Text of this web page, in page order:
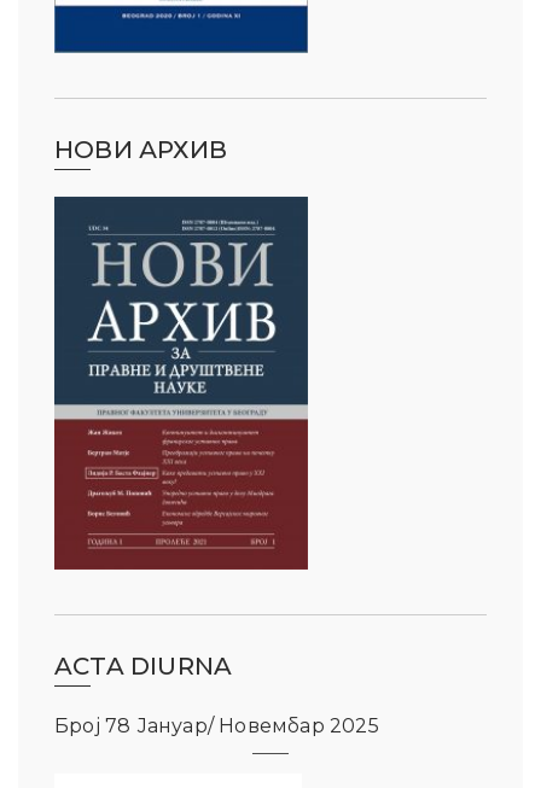
НОВИ АРХИВ
ACTA DIURNA
Број 78 Јануар/ Новембар 2025